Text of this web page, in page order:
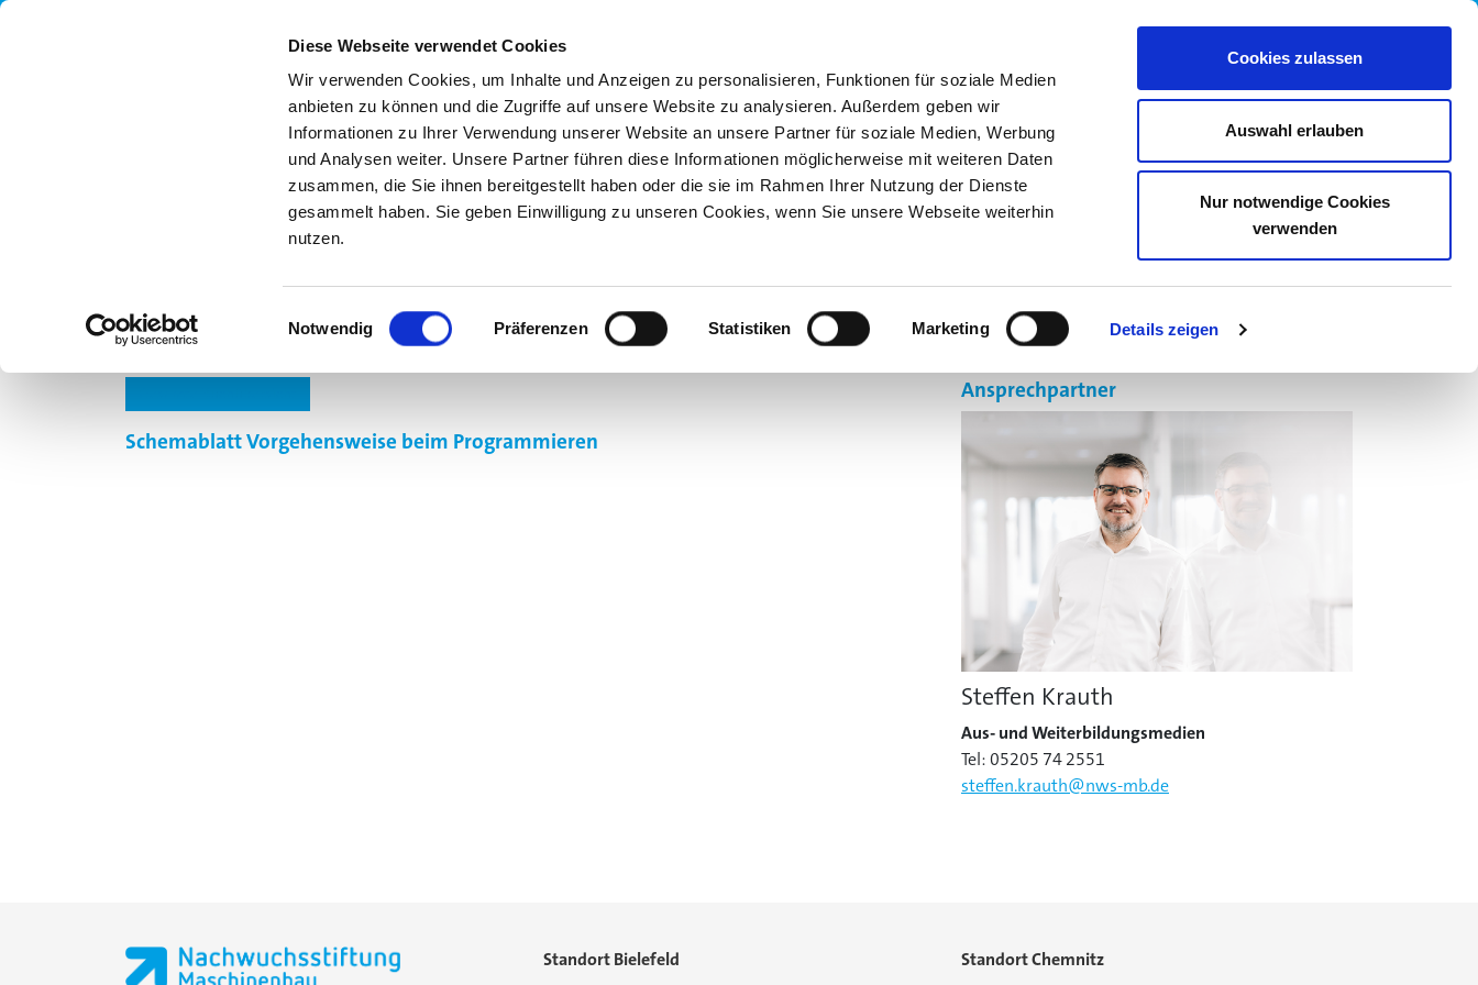
Diese Webseite verwendet Cookies
Wir verwenden Cookies, um Inhalte und Anzeigen zu personalisieren, Funktionen für soziale Medien
anbieten zu können und die Zugriffe auf unsere Website zu analysieren. Außerdem geben wir
Informationen zu Ihrer Verwendung unserer Website an unsere Partner für soziale Medien, Werbung
und Analysen weiter. Unsere Partner führen diese Informationen möglicherweise mit weiteren Daten
zusammen, die Sie ihnen bereitgestellt haben oder die sie im Rahmen Ihrer Nutzung der Dienste
gesammelt haben. Sie geben Einwilligung zu unseren Cookies, wenn Sie unsere Webseite weiterhin
nutzen.
Einwilligungsauswahl
Notwendig Präferenzen Statistiken Marketing Details zeigen
Cookies zulassen
Auswahl erlauben
Nur notwendige Cookies
verwenden
05205 742558
KARRIERE ONLINE SHOP
Schemablatt Vorgehensweise beim Programmieren
Ansprechpartner
Steffen Krauth
Aus- und Weiterbildungsmedien
Tel: 05205 74 2551
steffen.krauth@nws-mb.de
Standort Bielefeld Standort Chemnitz